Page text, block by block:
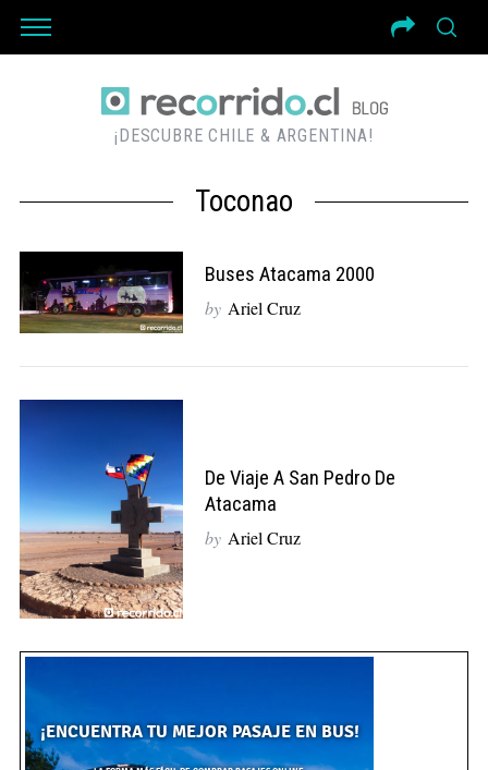
¡DESCUBRE CHILE & ARGENTINA!
Toconao
Buses Atacama 2000
by Ariel Cruz
De Viaje A San Pedro De
Atacama
by Ariel Cruz